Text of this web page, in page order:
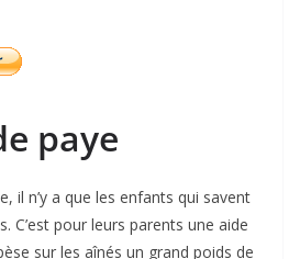
paye
il n’y a que les enfants qui savent
C’est pour leurs parents une aide
sur les aînés un grand poids de